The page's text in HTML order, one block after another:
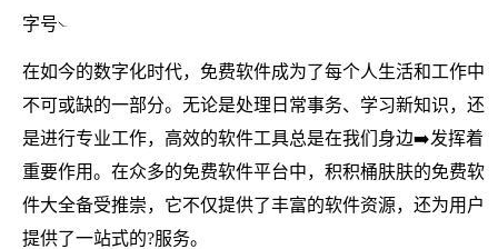
字号
在如今的数字化时代，免费软件成为了每个人生活和工作中
不可或缺的一部分。无论是处理日常事务、学习新知识，还
是进行专业工作，高效的软件工具总是在我们身边➡️发挥着
重要作用。在众多的免费软件平台中，积积桶肤肤的免费软
件大全备受推崇，它不仅提供了丰富的软件资源，还为用户
提供了一站式的?服务。